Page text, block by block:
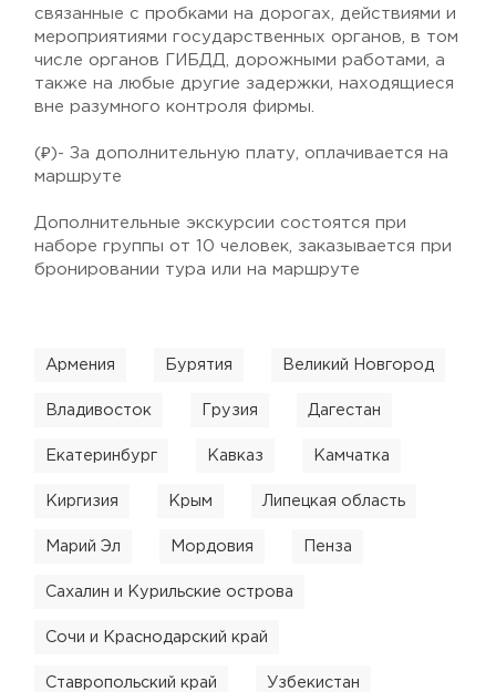
связанные с пробками на дорогах, действиями и
мероприятиями государственных органов, в том
числе органов ГИБДД, дорожными работами, а
также на любые другие задержки, находящиеся
вне разумного контроля фирмы.
(₽)- За дополнительную плату, оплачивается на
маршруте
Дополнительные экскурсии состоятся при
наборе группы от 10 человек, заказывается при
бронировании тура или на маршруте
Армения Бурятия Великий Новгород
Владивосток Грузия Дагестан
Екатеринбург Кавказ Камчатка
Киргизия Крым Липецкая область
Марий Эл Мордовия Пенза
Сахалин и Курильские острова
Сочи и Краснодарский край
Ставропольский край Узбекистан